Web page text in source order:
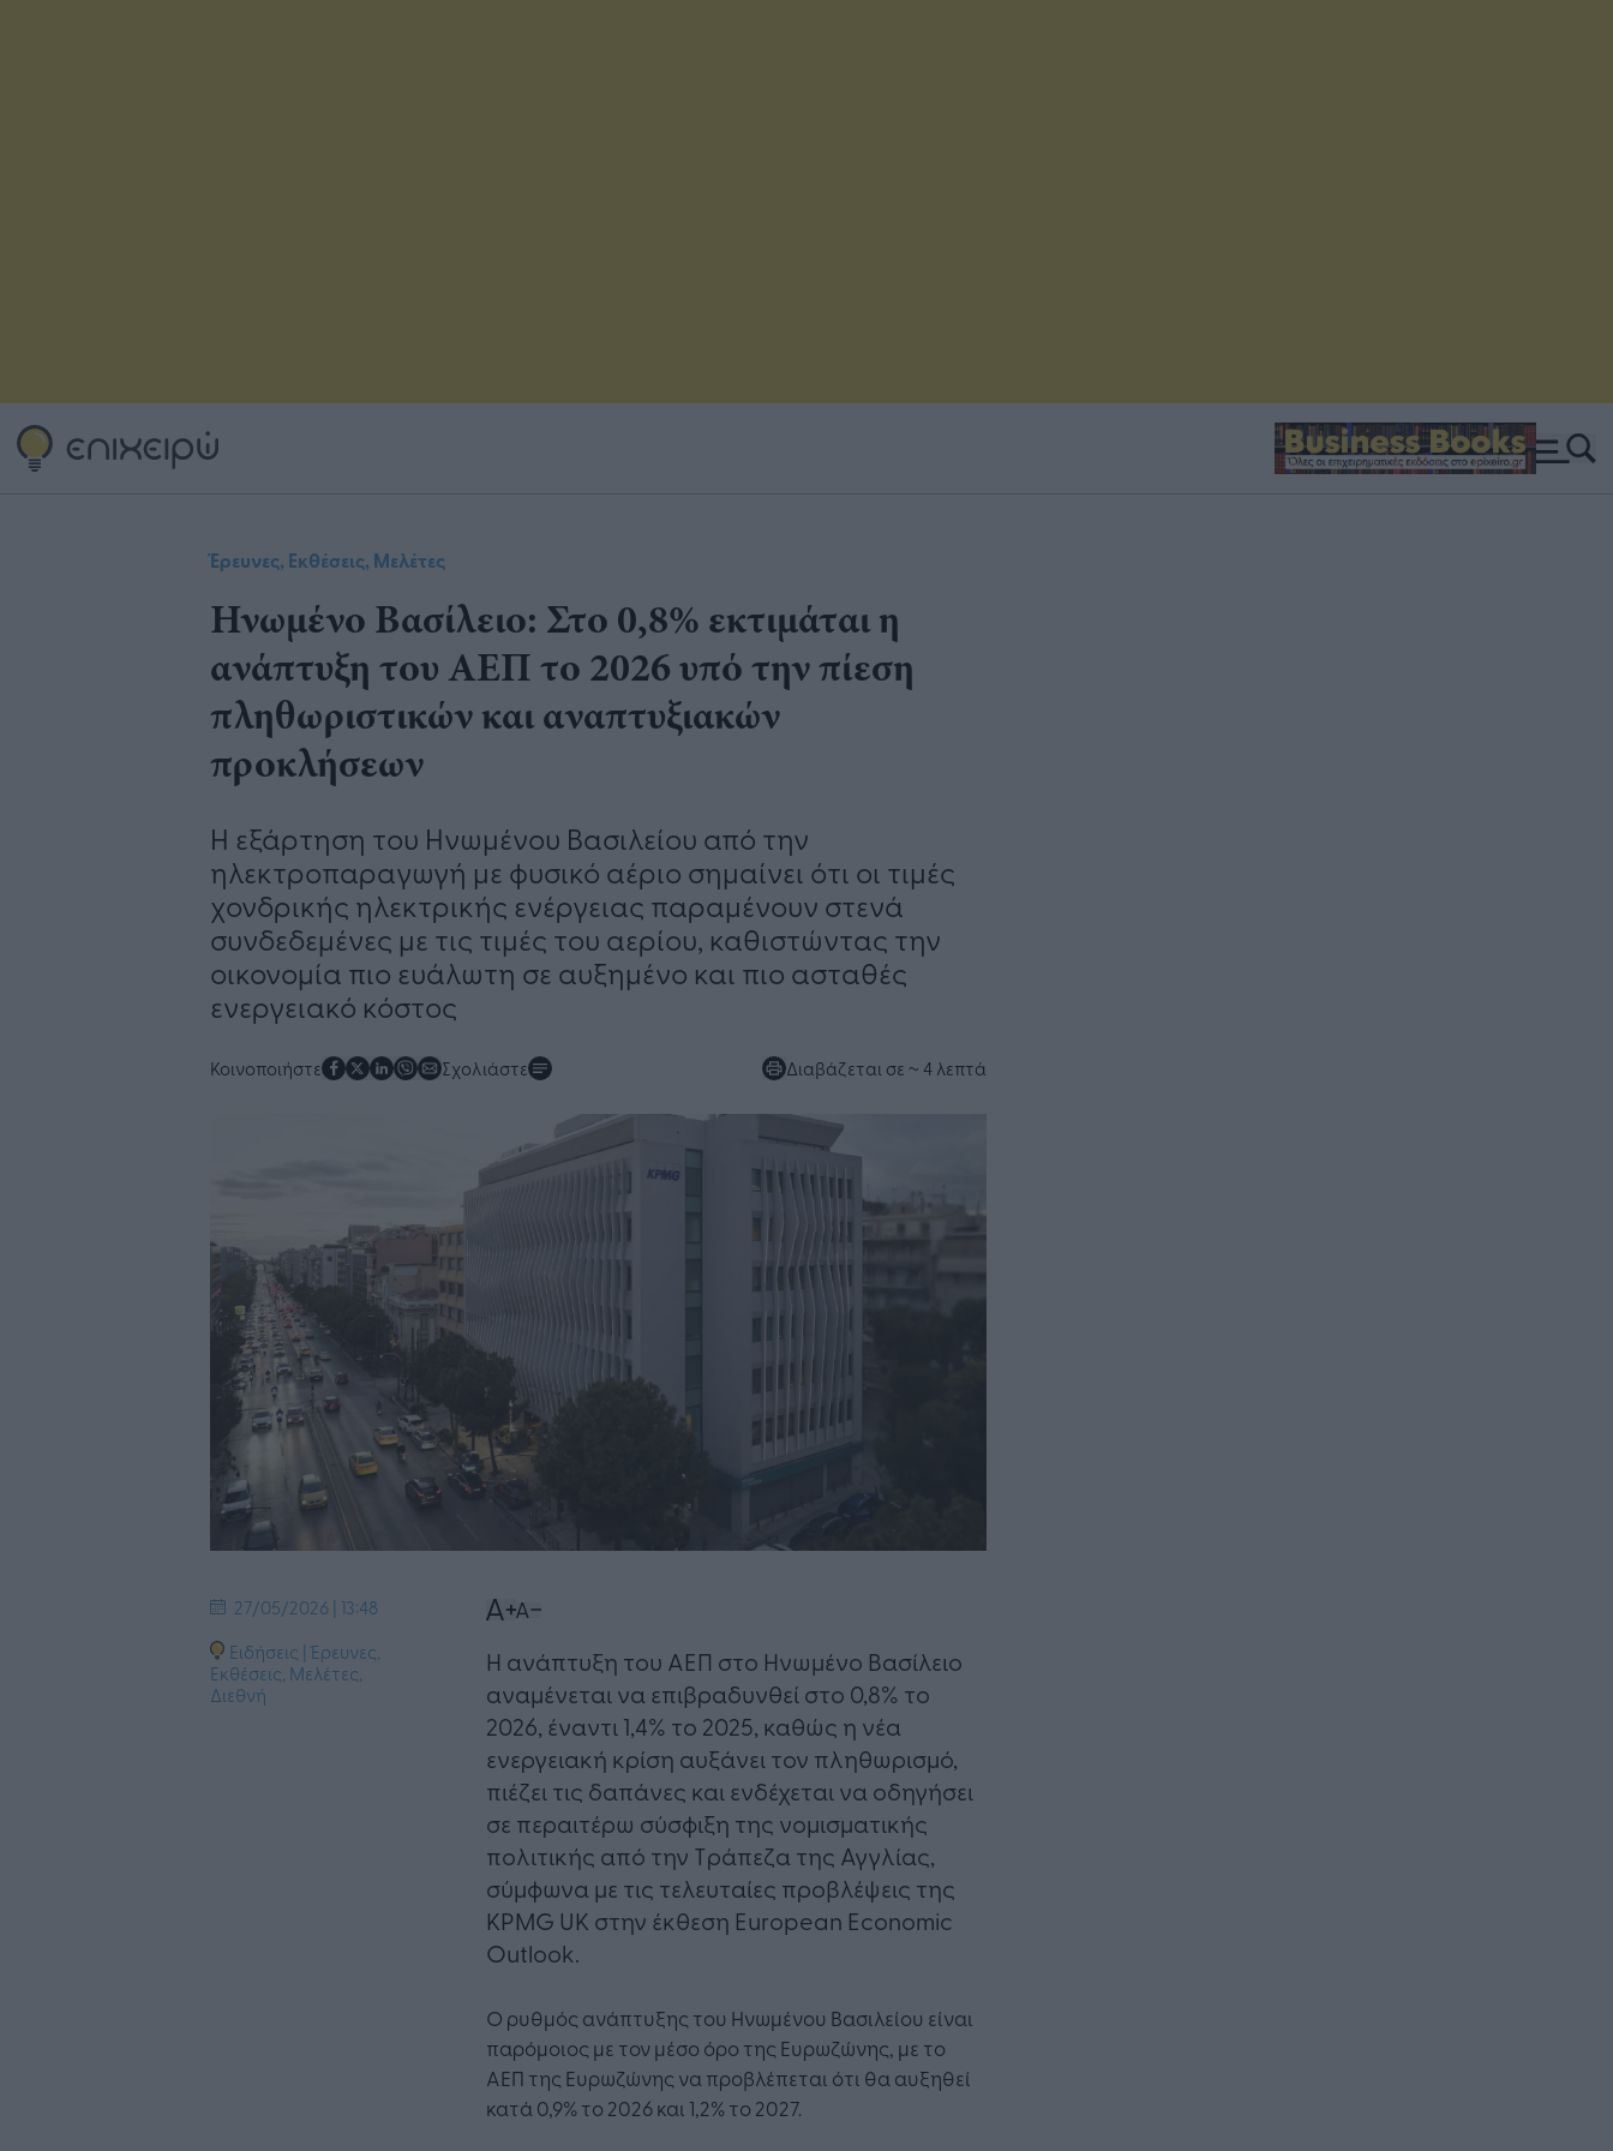
Έρευνες, Εκθέσεις, Μελέτες
Ηνωμένο Βασίλειο: Στο 0,8% εκτιμάται η
ανάπτυξη του ΑΕΠ το 2026 υπό την πίεση
πληθωριστικών και αναπτυξιακών
προκλήσεων
Η εξάρτηση του Ηνωμένου Βασιλείου από την
ηλεκτροπαραγωγή με φυσικό αέριο σημαίνει ότι οι τιμές
χονδρικής ηλεκτρικής ενέργειας παραμένουν στενά
συνδεδεμένες με τις τιμές του αερίου, καθιστώντας την
οικονομία πιο ευάλωτη σε αυξημένο και πιο ασταθές
ενεργειακό κόστος
Κοινοποιήστε Σχολιάστε Διαβάζεται σε ~ 4 λεπτά
27/05/2026 | 13:48
Ειδήσεις |Έρευνες,
Εκθέσεις, Μελέτες,
Διεθνή
Η ανάπτυξη του ΑΕΠ στο Ηνωμένο Βασίλειο
αναμένεται να επιβραδυνθεί στο 0,8% το
2026, έναντι 1,4% το 2025, καθώς η νέα
ενεργειακή κρίση αυξάνει τον πληθωρισμό,
πιέζει τις δαπάνες και ενδέχεται να οδηγήσει
σε περαιτέρω σύσφιξη της νομισματικής
πολιτικής από την Τράπεζα της Αγγλίας,
σύμφωνα με τις τελευταίες προβλέψεις της
KPMG UK στην έκθεση European Economic
Outlook.
Ο ρυθμός ανάπτυξης του Ηνωμένου Βασιλείου είναι
παρόμοιος με τον μέσο όρο της Ευρωζώνης, με το
ΑΕΠ της Ευρωζώνης να προβλέπεται ότι θα αυξηθεί
κατά 0,9% το 2026 και 1,2% το 2027.